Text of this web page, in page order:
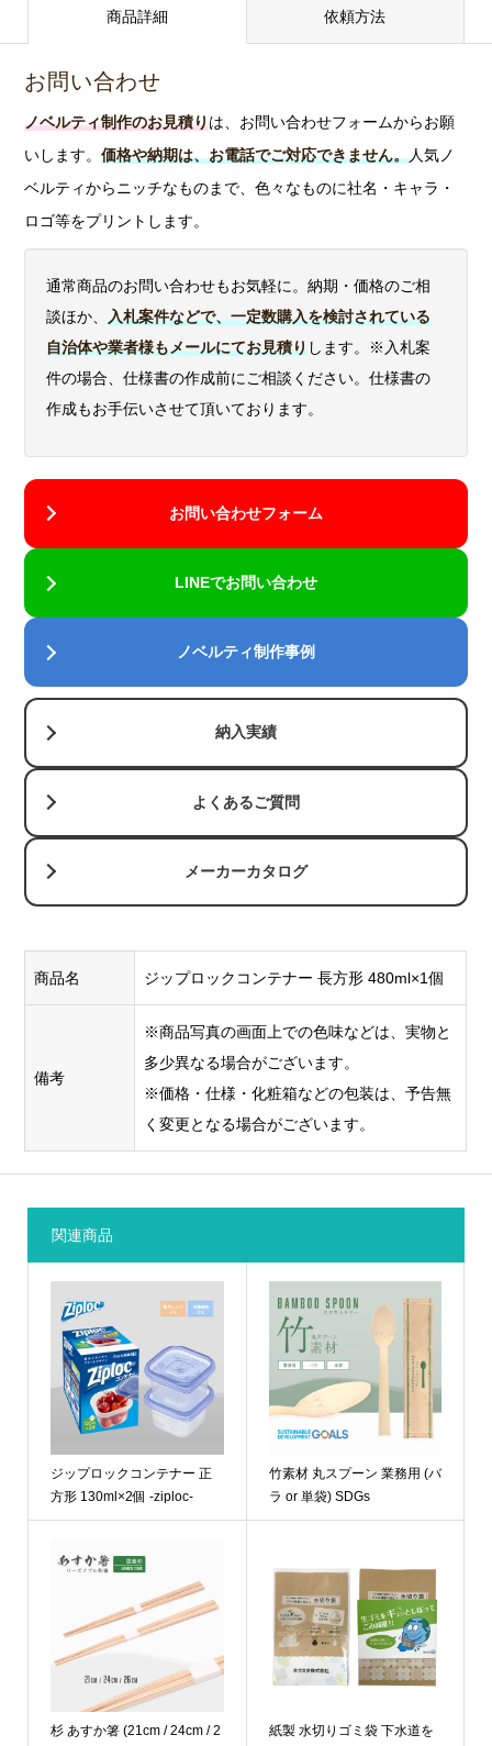
商品詳細 依頼方法
お問い合わせ
ノベルティ制作のお見積り は、お問い合わせフォームからお願
いします。価格や納期は、お電話でご対応できません。人気ノ
ベルティからニッチなものまで、色々なものに社名・キャラ・
ロゴ等をプリントします。
通常商品のお問い合わせもお気軽に。納期・価格のご相
談ほか、入札案件などで、一定数購入を検討されている
自治体や業者様もメールにてお見積りします。※入札案
件の場合、仕様書の作成前にご相談ください。仕様書の
作成もお手伝いさせて頂いております。
お問い合わせフォーム
LINEでお問い合わせ
ノベルティ制作事例
納入実績
よくあるご質問
メーカーカタログ
商品名 ジップロックコンテナー 長方形 480ml×1個
備考
※商品写真の画面上での色味などは、実物と
多少異なる場合がございます。
※価格・仕様・化粧箱などの包装は、予告無
く変更となる場合がございます。
関連商品
ジップロックコンテナー 正
方形 130ml×2個 -ziploc-
竹素材 丸スプーン 業務用 (バ
ラ or 単袋) SDGs
杉 あすか箸 (21cm / 24cm / 2 紙製 水切りゴミ袋 下水道を